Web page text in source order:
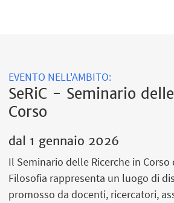
EVENTO NELL'AMBITO:
SeRiC - Seminario
Corso
dal 1 gennaio 2026
Il Seminario delle Ricerche in
Filosofia rappresenta un luogo di
promosso da docenti, ricercatori,